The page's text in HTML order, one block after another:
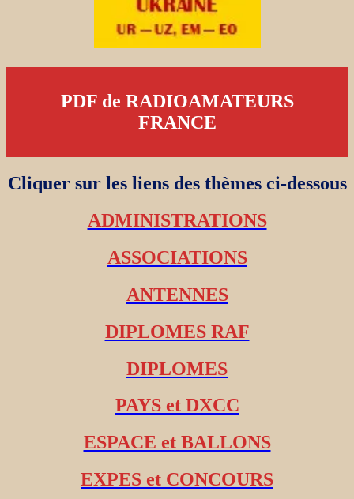
PDF de RADIOAMATEURS
FRANCE
Cliquer sur les liens des thèmes ci-dessous
ADMINISTRATIONS
ASSOCIATIONS
ANTENNES
DIPLOMES RAF
DIPLOMES
PAYS et DXCC
ESPACE et BALLONS
EXPES et CONCOURS